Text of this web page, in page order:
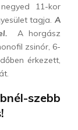
11-kor
tagja. A
A horgász
zsinór, 6-
érkezett,
szebb